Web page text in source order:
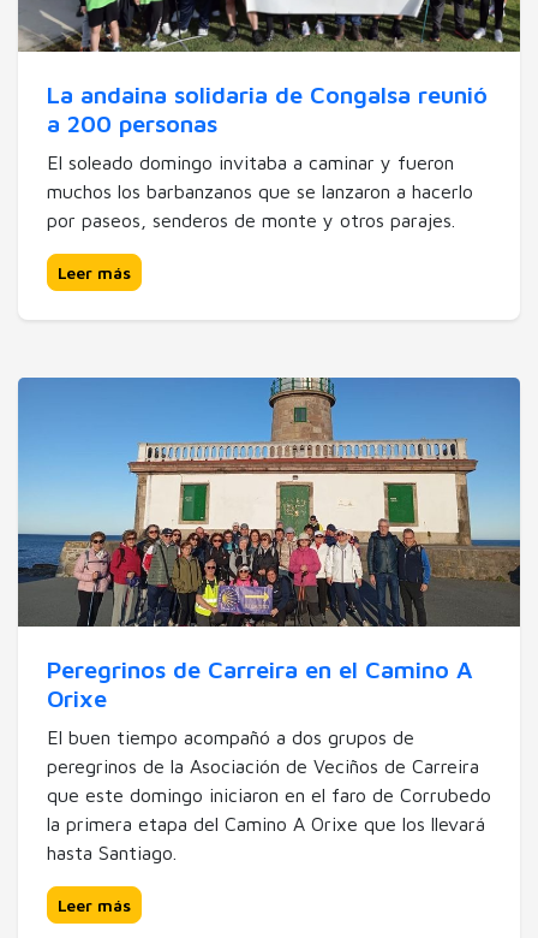
La andaina solidaria de Congalsa reunió
a 200 personas
El soleado domingo invitaba a caminar y fueron
muchos los barbanzanos que se lanzaron a hacerlo
por paseos, senderos de monte y otros parajes.
Leer más
Peregrinos de Carreira en el Camino A
Orixe
El buen tiempo acompañó a dos grupos de
peregrinos de la Asociación de Veciños de Carreira
que este domingo iniciaron en el faro de Corrubedo
la primera etapa del Camino A Orixe que los llevará
hasta Santiago.
Leer más